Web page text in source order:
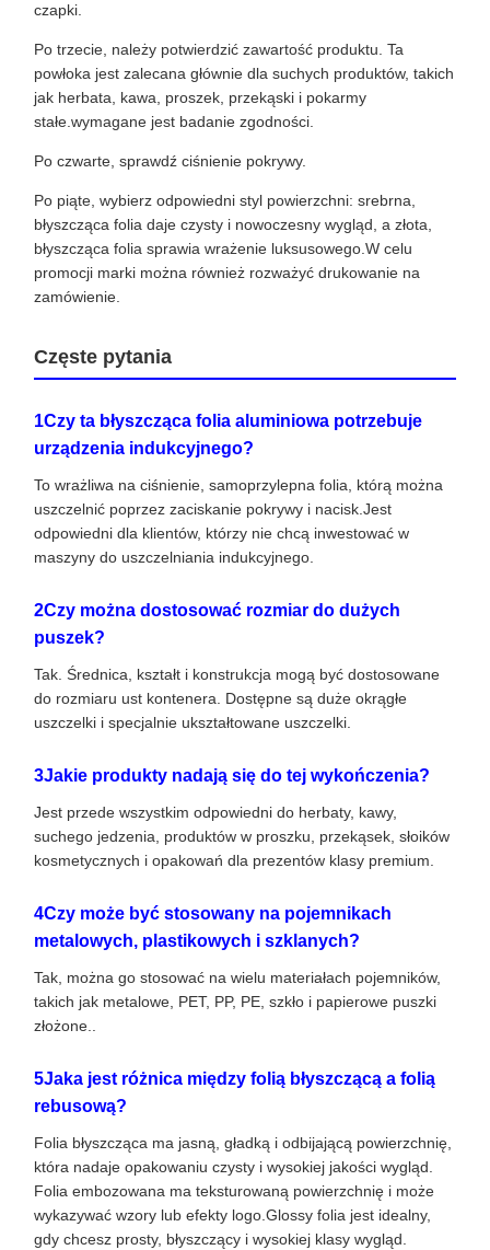
czapki.
Po trzecie, należy potwierdzić zawartość produktu. Ta
powłoka jest zalecana głównie dla suchych produktów, takich
jak herbata, kawa, proszek, przekąski i pokarmy
stałe.wymagane jest badanie zgodności.
Po czwarte, sprawdź ciśnienie pokrywy.
Po piąte, wybierz odpowiedni styl powierzchni: srebrna,
błyszcząca folia daje czysty i nowoczesny wygląd, a złota,
błyszcząca folia sprawia wrażenie luksusowego.W celu
promocji marki można również rozważyć drukowanie na
zamówienie.
Częste pytania
1Czy ta błyszcząca folia aluminiowa potrzebuje
urządzenia indukcyjnego?
To wrażliwa na ciśnienie, samoprzylepna folia, którą można
uszczelnić poprzez zaciskanie pokrywy i nacisk.Jest
odpowiedni dla klientów, którzy nie chcą inwestować w
maszyny do uszczelniania indukcyjnego.
2Czy można dostosować rozmiar do dużych
puszek?
Tak. Średnica, kształt i konstrukcja mogą być dostosowane
do rozmiaru ust kontenera. Dostępne są duże okrągłe
uszczelki i specjalnie ukształtowane uszczelki.
3Jakie produkty nadają się do tej wykończenia?
Jest przede wszystkim odpowiedni do herbaty, kawy,
suchego jedzenia, produktów w proszku, przekąsek, słoików
kosmetycznych i opakowań dla prezentów klasy premium.
4Czy może być stosowany na pojemnikach
metalowych, plastikowych i szklanych?
Tak, można go stosować na wielu materiałach pojemników,
takich jak metalowe, PET, PP, PE, szkło i papierowe puszki
złożone..
5Jaka jest różnica między folią błyszczącą a folią
rebusową?
Folia błyszcząca ma jasną, gładką i odbijającą powierzchnię,
która nadaje opakowaniu czysty i wysokiej jakości wygląd.
Folia embozowana ma teksturowaną powierzchnię i może
wykazywać wzory lub efekty logo.Glossy folia jest idealny,
gdy chcesz prosty, błyszczący i wysokiej klasy wygląd.